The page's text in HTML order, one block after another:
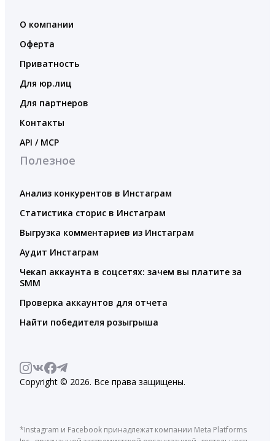
О компании
Оферта
Приватность
Для юр.лиц
Для партнеров
Контакты
API / MCP
Полезное
Анализ конкурентов в Инстаграм
Статистика сторис в Инстаграм
Выгрузка комментариев из Инстаграм
Аудит Инстаграм
Чекап аккаунта в соцсетях: зачем вы платите за
SMM
Проверка аккаунтов для отчета
Найти победителя розыгрыша
Copyright © 2026. Все права защищены.
*Instagram и Facebook принадлежат компании Meta Platforms